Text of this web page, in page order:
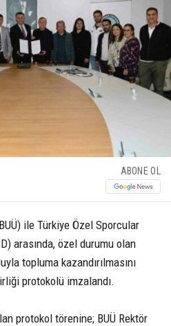
ABONE OL
ile Türkiye Özel Sporcular
arasında, özel durumu olan
topluma kazandırılmasını
protokolü imzalandı.
protokol törenine; BUÜ Rektör